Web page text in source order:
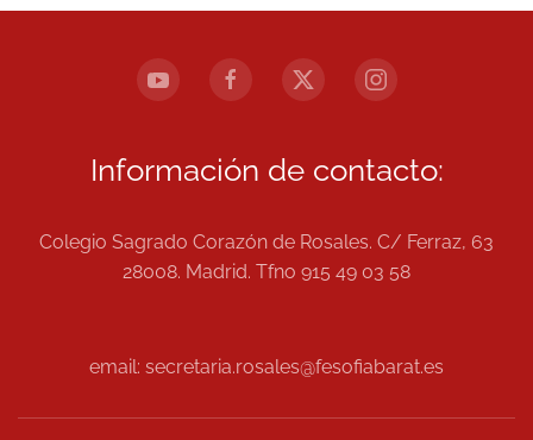
Información de contacto:
Colegio Sagrado Corazón de Rosales. C/ Ferraz, 63
28008. Madrid. Tfno 915 49 03 58
email: secretaria.rosales@fesofiabarat.es